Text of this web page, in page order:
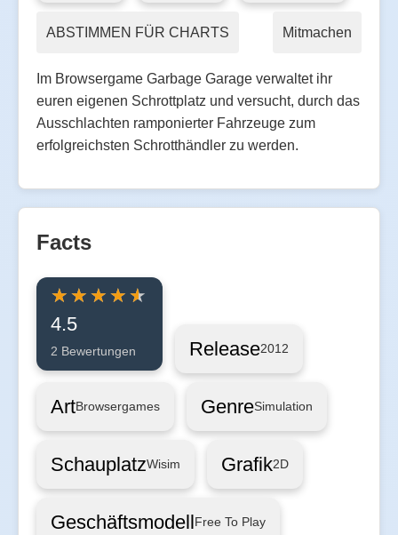
ABSTIMMEN FÜR CHARTS Mitmachen
Im Browsergame Garbage Garage verwaltet ihr
euren eigenen Schrottplatz und versucht, durch das
Ausschlachten ramponierter Fahrzeuge zum
erfolgreichsten Schrotthändler zu werden.
Facts
4.5
2 Bewertungen Release2012
ArtBrowsergames GenreSimulation
SchauplatzWisim Grafik2D
GeschäftsmodellFree To Play